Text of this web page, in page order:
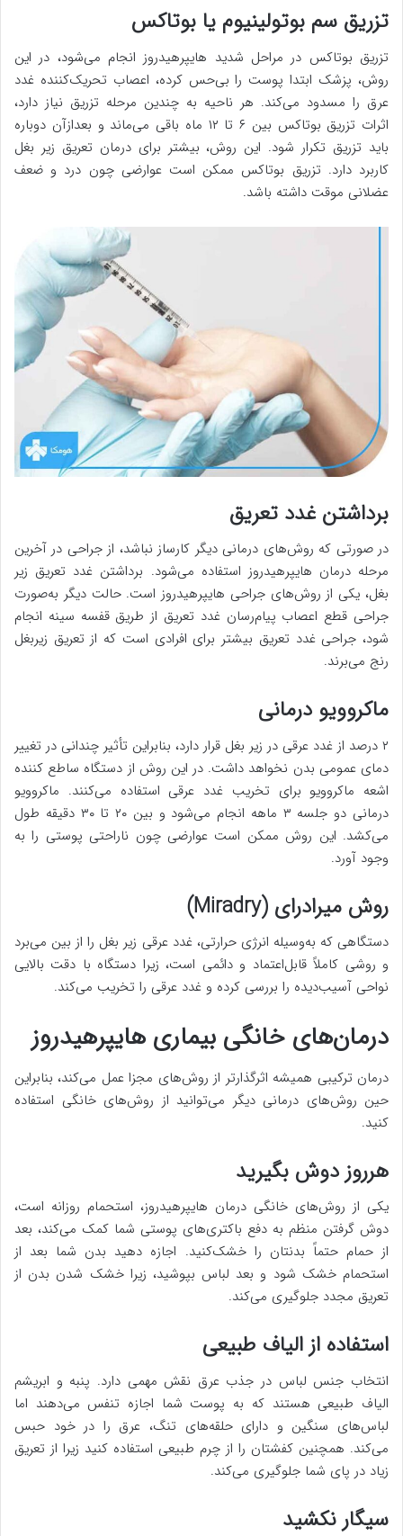
تزریق سم بوتولینیوم یا بوتاکس
تزریق بوتاکس در مراحل شدید هایپرهیدروز انجام می‌شود، در این
روش، پزشک ابتدا پوست را بی‌حس کرده، اعصاب تحریک‌کننده غدد
عرق را مسدود می‌کند. هر ناحیه به چندین مرحله تزریق نیاز دارد،
اثرات تزریق بوتاکس بین ۶ تا ۱۲ ماه باقی می‌ماند و بعدازآن دوباره
باید تزریق تکرار شود. این روش، بیشتر برای درمان تعریق زیر بغل
کاربرد دارد. تزریق بوتاکس ممکن است عوارضی چون درد و ضعف
عضلانی موقت داشته باشد.
برداشتن غدد تعریق
در صورتی که روش‌های درمانی دیگر کارساز نباشد، از جراحی در آخرین
مرحله درمان هایپرهیدروز استفاده می‌شود. برداشتن غدد تعریق زیر
بغل، یکی از روش‌های جراحی هایپرهیدروز است. حالت دیگر به‌صورت
جراحی قطع اعصاب پیام‌رسان غدد تعریق از طریق قفسه سینه انجام
شود، جراحی غدد تعریق بیشتر برای افرادی است که از تعریق زیربغل
رنج می‌برند.
ماکروویو درمانی
۲ درصد از غدد عرقی در زیر بغل قرار دارد، بنابراین تأثیر چندانی در تغییر
دمای عمومی بدن نخواهد داشت. در این روش از دستگاه ساطع کننده
اشعه ماکروویو برای تخریب غدد عرقی استفاده می‌کنند. ماکروویو
درمانی دو جلسه ۳ ماهه انجام می‌شود و بین ۲۰ تا ۳۰ دقیقه طول
می‌کشد. این روش ممکن است عوارضی چون ناراحتی پوستی را به
وجود آورد.
روش میرادرای (Miradry)
دستگاهی که به‌وسیله انرژی حرارتی، غدد عرقی زیر بغل را از بین می‌برد
و روشی کاملاً قابل‌اعتماد و دائمی است، زیرا دستگاه با دقت بالایی
نواحی آسیب‌دیده را بررسی کرده و غدد عرقی را تخریب می‌کند.
درمان‌های خانگی بیماری هایپرهیدروز
درمان ترکیبی همیشه اثرگذارتر از روش‌های مجزا عمل می‌کند، بنابراین
حین روش‌های درمانی دیگر می‌توانید از روش‌های خانگی استفاده
کنید.
هرروز دوش بگیرید
یکی از روش‌های خانگی درمان هایپرهیدروز، استحمام روزانه است،
دوش گرفتن منظم به دفع باکتری‌های پوستی شما کمک می‌کند، بعد
از حمام حتماً بدنتان را خشک‌کنید. اجازه دهید بدن شما بعد از
استحمام خشک شود و بعد لباس بپوشید، زیرا خشک شدن بدن از
تعریق مجدد جلوگیری می‌کند.
استفاده از الیاف طبیعی
انتخاب جنس لباس در جذب عرق نقش مهمی دارد. پنبه و ابریشم
الیاف طبیعی هستند که به پوست شما اجازه تنفس می‌دهند اما
لباس‌های سنگین و دارای حلقه‌های تنگ، عرق را در خود حبس
می‌کند. همچنین کفشتان را از چرم طبیعی استفاده کنید زیرا از تعریق
زیاد در پای شما جلوگیری می‌کند.
سیگار نکشید